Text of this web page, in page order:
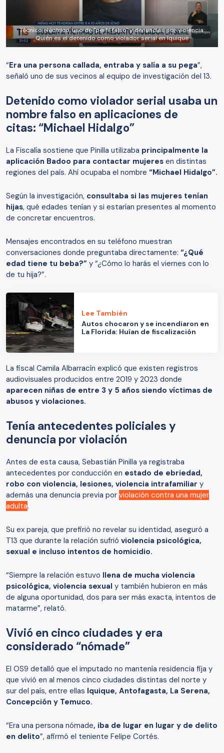
Técnico eléctrico, uso de "perfil falso" y denuncias por violencia:
Quién es el detenido como violador serial en Iquique
“Era una persona callada, entraba y salía a su pega”,
señaló uno de sus vecinos al equipo de investigación del 13.
Detenido como violador serial usaba un
nombre falso en aplicaciones de
citas: “Michael Hidalgo”
La Fiscalía sostiene que Pinilla utilizaba principalmente la
aplicación Badoo para contactar mujeres en distintas
regiones del país. Ahí ocupaba el nombre “Michael Hidalgo”.
Según la investigación, consultaba si las mujeres tenían
hijas, qué edades tenían y si estarían presentes al momento
de concretar encuentros.
Mensajes encontrados en su teléfono muestran
conversaciones donde preguntaba directamente: “¿Qué
edad tiene tu beba?” y “¿Cómo lo harás el viernes con lo
de tu hija?”.
Lee También
Autos chocaron y se incendiaron en
La Florida: Huían de fiscalización
La fiscal Camila Albarracín explicó que existen registros
audiovisuales producidos entre 2019 y 2023 donde
aparecen niñas de entre 3 y 5 años siendo víctimas de
abusos y violaciones.
Tenía antecedentes policiales y
denuncia por violación
Antes de esta causa, Sebastián Pinilla ya registraba
antecedentes por conducción en estado de ebriedad,
robo con violencia, lesiones, violencia intrafamiliar y
además una denuncia previa por violación contra una mujer
adulta.
Su ex pareja, que prefirió no revelar su identidad, aseguró a
T13 que durante la relación sufrió violencia psicológica,
sexual e incluso intentos de homicidio.
“Siempre la relación estuvo llena de mucha violencia
psicológica, violencia sexual y también hubieron en más
de alguna oportunidad, dos para ser más exacta, intentos de
matarme”, relató.
Vivió en cinco ciudades y era
considerado “nómade”
El OS9 detalló que el imputado no mantenía residencia fija y
que vivió en al menos cinco ciudades distintas del norte y
sur del país, entre ellas Iquique, Antofagasta, La Serena,
Concepción y Temuco.
“Era una persona nómade, iba de lugar en lugar y de delito
en delito”, afirmó el teniente Felipe Cortés.